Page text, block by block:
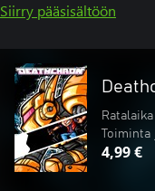
Siirry pääsisältöön
4,99 €